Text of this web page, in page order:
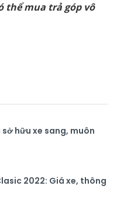
thể mua trả góp vô
hữu xe sang, muôn
2022: Giá xe, thông